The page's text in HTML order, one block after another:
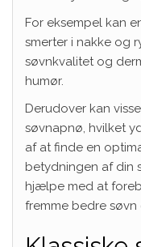
For eksempel kan
smerter i nakke og
søvnkvalitet og
humør.
Derudover kan
søvnapnø, hvilket
af at finde en
betydningen af din
hjælpe med at
fremme bedre søvn